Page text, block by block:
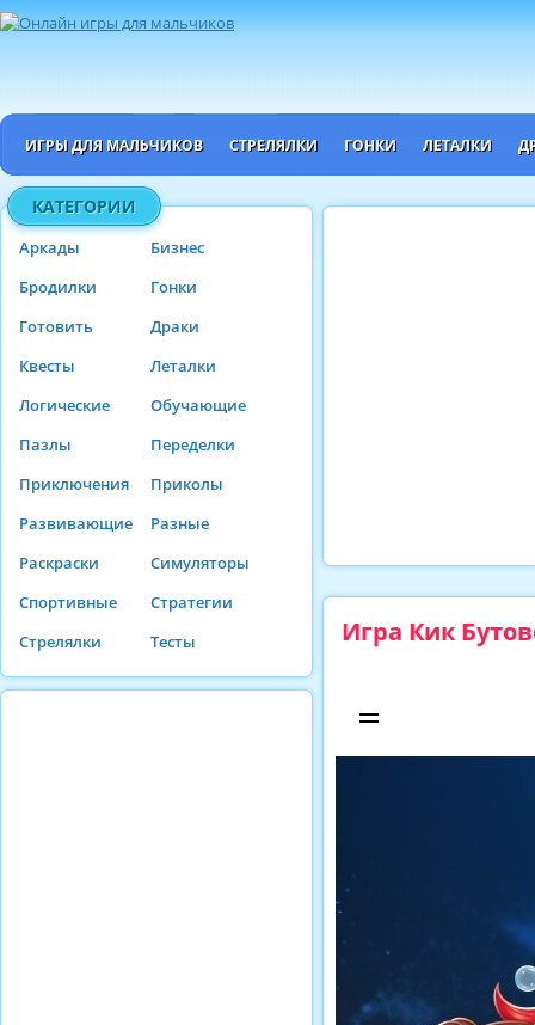
ИГРЫ ДЛЯ МАЛЬЧИКОВ СТРЕЛЯЛКИ ГОНКИ ЛЕТАЛКИ
КАТЕГОРИИ
Аркады
Бизнес
Бродилки
Гонки
Готовить
Драки
Квесты
Леталки
Логические
Обучающие
Пазлы
Переделки
Приключения
Приколы
Развивающие
Разные
Раскраски
Симуляторы
Спортивные
Стратегии
Стрелялки
Тесты Игра Кик